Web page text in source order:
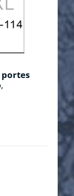
portes